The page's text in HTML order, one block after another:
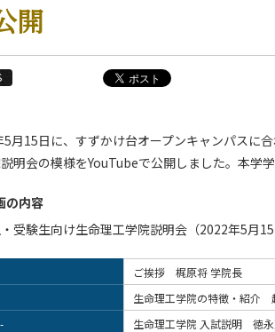
開
5月15日に、すずかけ台オープンキャンパスに
明会の模様をYouTubeで公開しました。本学
の内容
受験生向け生命理工学院説明会（2022年5月15
ご挨拶 梶原将 学院長
生命理工学院の特徴・紹介
生命理工学院 入試説明 徳